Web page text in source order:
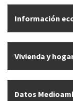
Información
Vivienda y
Datos